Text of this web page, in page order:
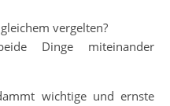
vergelten?
Dinge miteinander
wichtige und ernste